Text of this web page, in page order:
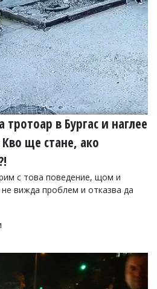
в Бургас и наглее
ще стане, ако
с това поведение, щом и
вижда проблем и отказва да